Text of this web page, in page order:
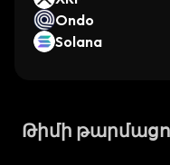
Ondo
Solana
Թիմի